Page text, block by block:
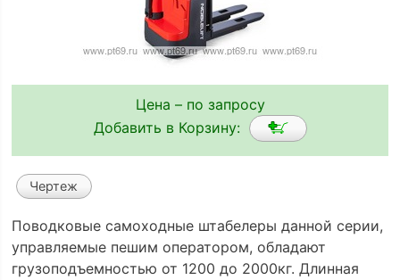
Цена – по запросу
Добавить в Корзину:
Чертеж
Поводковые самоходные штабелеры данной серии,
управляемые пешим оператором, обладают
грузоподъемностью от 1200 до 2000кг. Длинная